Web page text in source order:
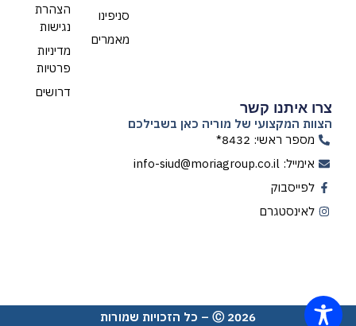
סניפינו
מאמרים
הצהרת
נגישות
מדיניות
פרטיות
דרושים
צרו איתנו קשר
הצוות המקצועי של מוריה כאן בשבילכם
מספר ראשי: 8432*
אימייל: info-siud@moriagroup.co.il
לפייסבוק
לאינסטגרם
Ⓒ 2026 – כל הזכויות שמורות